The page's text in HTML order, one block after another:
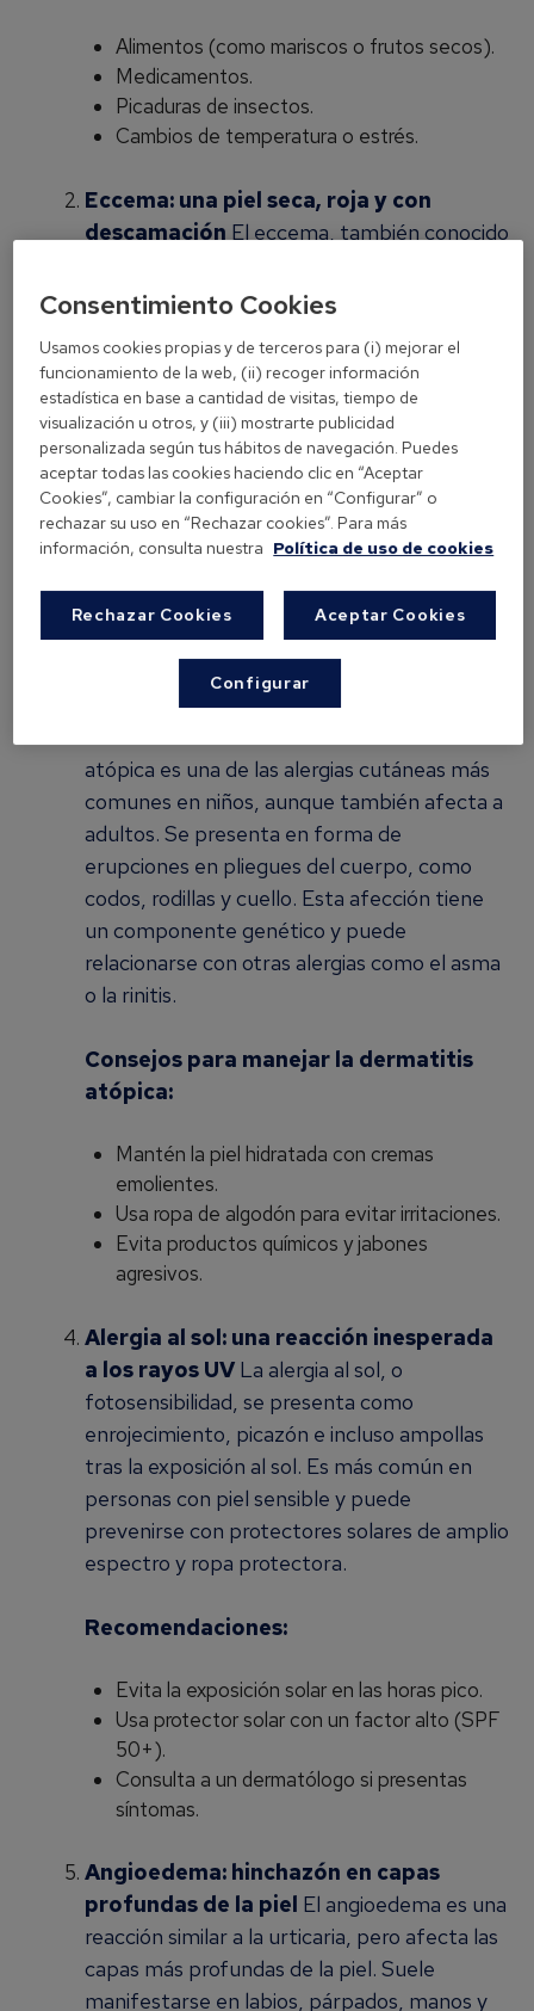
Alimentos (como mariscos o frutos secos).
Medicamentos.
Picaduras de insectos.
Cambios de temperatura o estrés.
Eccema: una piel seca, roja y con
descamación El eccema, también conocido
de la piel. Se caracteriza por enrojecimiento,
persistente. Puede aparecer en cualquier
parte del cuerpo y afecta tanto a niños
como a adultos.
Factores desencadenantes:
Alérgenos como polvo, polen o productos
Cambios de clima.
Estrés o rascado excesivo.
Dermatitis atópica: una condición
atópica es una de las alergias cutáneas más
comunes en niños, aunque también afecta a
adultos. Se presenta en forma de
erupciones en pliegues del cuerpo, como
codos, rodillas y cuello. Esta afección tiene
un componente genético y puede
relacionarse con otras alergias como el asma
o la rinitis.
Consejos para manejar la dermatitis
atópica:
Mantén la piel hidratada con cremas
emolientes.
Usa ropa de algodón para evitar irritaciones.
Evita productos químicos y jabones
agresivos.
Alergia al sol: una reacción inesperada
a los rayos UV La alergia al sol, o
fotosensibilidad, se presenta como
enrojecimiento, picazón e incluso ampollas
tras la exposición al sol. Es más común en
personas con piel sensible y puede
prevenirse con protectores solares de amplio
espectro y ropa protectora.
Recomendaciones:
Evita la exposición solar en las horas pico.
Usa protector solar con un factor alto (SPF
50+).
Consulta a un dermatólogo si presentas
síntomas.
Angioedema: hinchazón en capas
profundas de la piel El angioedema es una
reacción similar a la urticaria, pero afecta las
capas más profundas de la piel. Suele
manifestarse en labios, párpados, manos y
Consentimiento Cookies
Usamos cookies propias y de terceros para (i) mejorar el
funcionamiento de la web, (ii) recoger información
estadística en base a cantidad de visitas, tiempo de
visualización u otros, y (iii) mostrarte publicidad
personalizada según tus hábitos de navegación. Puedes
aceptar todas las cookies haciendo clic en “Aceptar
Cookies”, cambiar la configuración en “Configurar” o
rechazar su uso en “Rechazar cookies”. Para más
información, consulta nuestra Política de uso de cookies
Rechazar Cookies Aceptar Cookies
Configurar